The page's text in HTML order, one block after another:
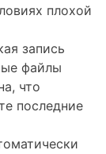
плохой
запись
файлы
что
последние